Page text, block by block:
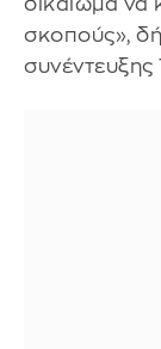
σκοπούς»,